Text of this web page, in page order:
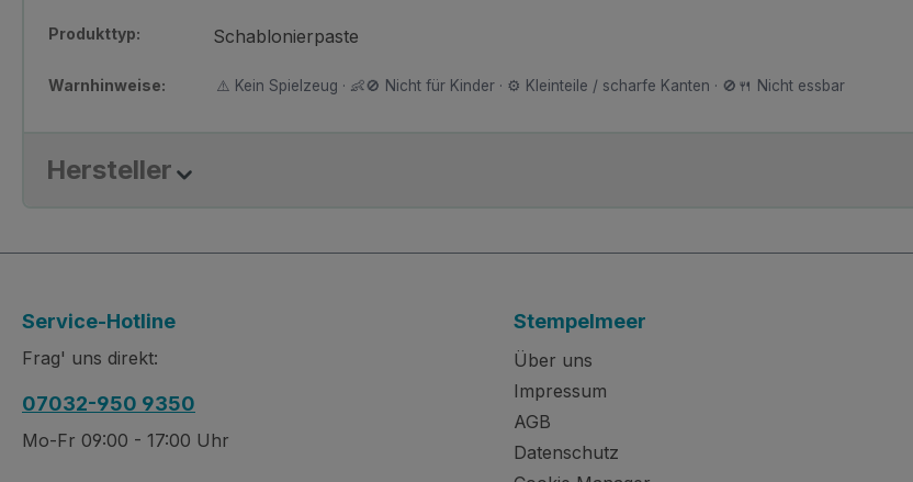
Produkttyp: Schablonierpaste
Warnhinweise: ⚠️ Kein Spielzeug · 👶🚫 Nicht für Kinder · ⚙️ Kleinteile / scharfe Kanten · 🚫🍴 Nicht essbar
Hersteller
Service-Hotline
Frag' uns direkt:
07032-950 9350
Mo-Fr 09:00 - 17:00 Uhr
Stempelmeer
Über uns
Impressum
AGB
Datenschutz